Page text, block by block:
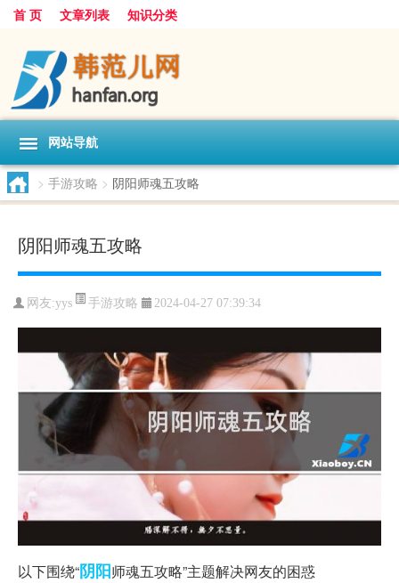
首 页 文章列表 知识分类
网站导航
> 手游攻略 > 阴阳师魂五攻略
阴阳师魂五攻略
网友:yys 手游攻略 2024-04-27 07:39:34
以下围绕“阴阳师魂五攻略”主题解决网友的困惑